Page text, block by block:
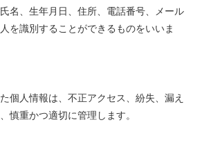
名、生年月日、住所、電話番号、メール
を識別することができるものをいいま
個人情報は、不正アクセス、紛失、漏え
慎重かつ適切に管理します。